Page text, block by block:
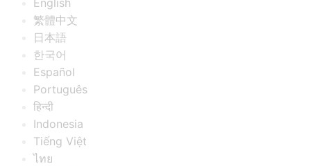
English
繁體中文
日本語
한국어
Español
Português
हिन्दी
Indonesia
Tiếng Việt
ไทย